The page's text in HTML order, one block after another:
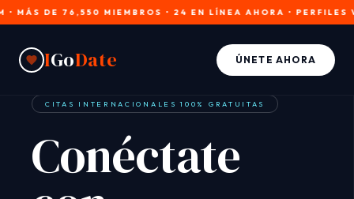
DE 76,550 MIEMBROS • 24 EN LÍNEA AHORA • PERFILES
IGoDate ÚNETE AHORA
CITAS INTERNACIONALES 100% GRATUITAS
Conéctate